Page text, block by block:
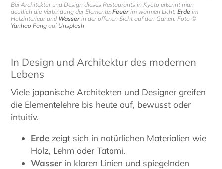
Bei Architektur und Design dieses Restaurants in Kyōto erkennt man
deutlich die Verbindung der Elemente: Feuer im warmen Licht, Erde im
Holzinterieur und Wasser in der offenen Sicht auf den Garten. Foto ©
Yanhao Fang auf Unsplash
In Design und Architektur des modernen
Lebens
Viele japanische Architekten und Designer greifen
die Elementelehre bis heute auf, bewusst oder
intuitiv.
Erde zeigt sich in natürlichen Materialien wie
Holz, Lehm oder Tatami.
Wasser in klaren Linien und spiegelnden